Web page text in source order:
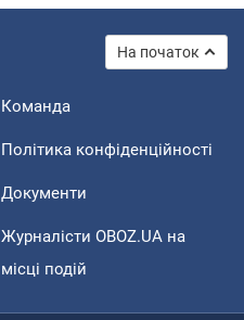
На початок
Команда
Політика конфіденційності
Документи
Журналісти OBOZ.UA на
місці подій